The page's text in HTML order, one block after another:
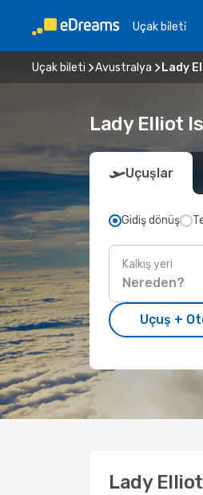
Uçak bi̇leti̇
Uçak bileti Avustralya Lady
Lady Elliot
Uçuşlar
Gidiş dönüş
Kalkış yeri
Uçuş +
Lady